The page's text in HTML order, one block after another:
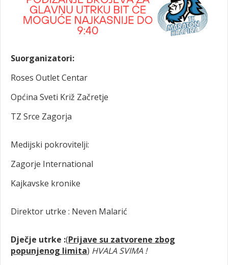
Suorganizatori:
Roses Outlet Centar
Općina Sveti Križ Začretje
TZ Srce Zagorja
Medijski pokrovitelji:
Zagorje International
Kajkavske kronike
Direktor utrke : Neven Malarić
Dječje utrke :(Prijave su zatvorene zbog
popunjenog limita) HVALA SVIMA !